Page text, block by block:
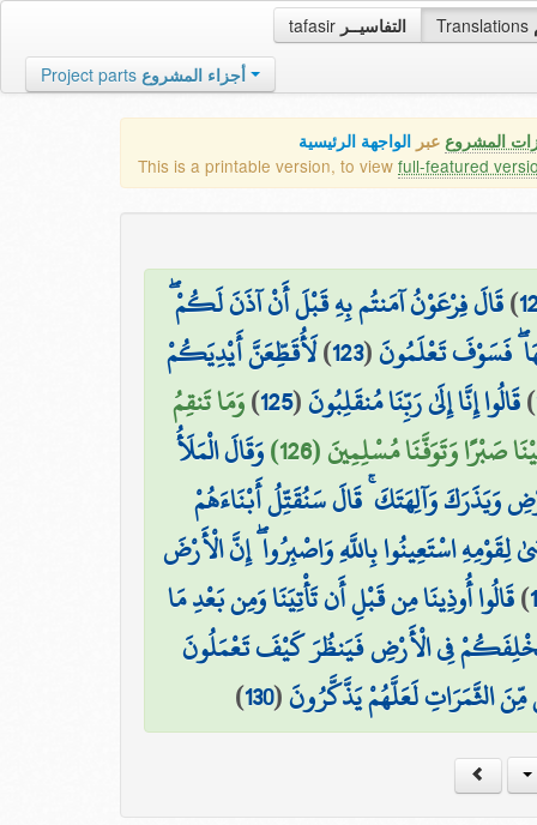
tafasir التفاسيــر Translations
Project parts أجزاء المشروع
المشروع عبر الواجهة الرئيسية
This is a printable version, to view full-featured
)قَالَ فِرْعَوْنُ آمَنتُم بِهِ قَبْلَ أَنْ آذَنَ لَكُمْ ۖ
فَسَوْفَ تَعْلَمُونَ(
123
)لَأُقَطِّعَنَّ أَيْدِيَكُمْ
)قَالُوا إِنَّا إِلَىٰ رَبِّنَا مُنقَلِبُونَ(
125
)وَمَا تَنقِمُ
صَبْرًا وَتَوَفَّنَا مُسْلِمِينَ (126)
وَقَالَ الْمَلَأُ
وَيَذَرَكَ وَآلِهَتَكَ ۚ قَالَ سَنُقَتِّلُ أَبْنَاءَهُمْ
لِقَوْمِهِ اسْتَعِينُوا بِاللَّهِ وَاصْبِرُوا ۖ إِنَّ الْأَرْضَ
)قَالُوا أُوذِينَا مِن قَبْلِ أَن تَأْتِيَنَا وَمِن بَعْدِ مَا
فِي الْأَرْضِ فَيَنظُرَ كَيْفَ تَعْمَلُونَ
الثَّمَرَاتِ لَعَلَّهُمْ يَذَّكَّرُونَ(
130
)